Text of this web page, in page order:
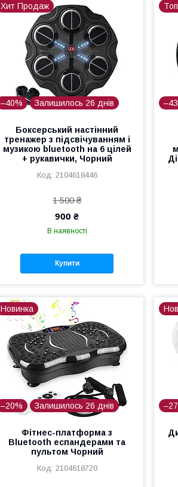
Хит Продаж
–40% Залишилось 26 днів
Боксерський настінний
тренажер з підсвічуванням і
музикою bluetooth на 6 цілей
+ рукавички, Чорний
2104618446
1 500 ₴
900 ₴
В наявності
Купити
Новинка
–20% Залишилось 26 днів
Фітнес-платформа з
Bluetooth еспандерами та
пультом Чорний
2104618720